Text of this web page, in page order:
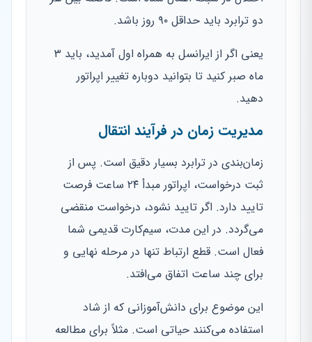
دو ترابرد باید حداقل ۹۰ روز باشد.
یعنی اگر از ایرانسل به همراه اول آمدید، باید ۳
ماه صبر کنید تا بتوانید دوباره تغییر اپراتور
دهید.
مدیریت زمان در فرآیند انتقال
زمان‌بندی در ترابرد بسیار دقیق است. پس از
ثبت درخواست، اپراتور مبدأ ۲۴ ساعت فرصت
تایید دارد. اگر تایید نشود، درخواست منقضی
می‌گردد. در این مدت، سیم‌کارت قدیمی شما
فعال است. قطع ارتباط تنها در مرحله نهایی و
برای چند ساعت اتفاق می‌افتد.
این موضوع برای دانش‌آموزانی که از شاد
استفاده می‌کنند حیاتی است. مثلاً برای مطالعه